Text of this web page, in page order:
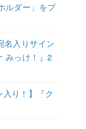
ルダー」をプ
名入りサイン
みっけ！』2
入り！】『ク